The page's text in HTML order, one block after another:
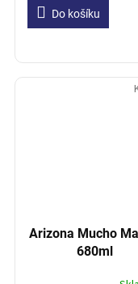
Do košíku
Arizona Mucho
680ml